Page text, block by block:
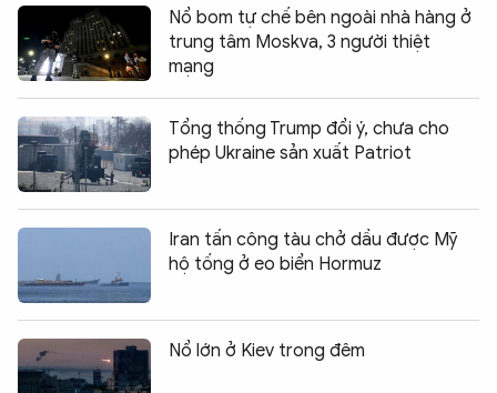
Nổ bom tự chế bên ngoài nhà hàng ở
trung tâm Moskva, 3 người thiệt
mạng
Tổng thống Trump đổi ý, chưa cho
phép Ukraine sản xuất Patriot
Iran tấn công tàu chở dầu được Mỹ
hộ tống ở eo biển Hormuz
Nổ lớn ở Kiev trong đêm